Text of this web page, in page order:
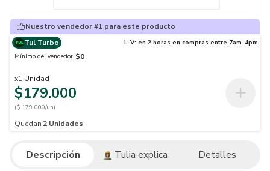
Nuestro vendedor #1 para este producto
Tul Turbo
L-V: en 2 horas en compras entre 7am-4pm
Mínimo del vendedor $0
x1 Unidad
$179.000
($ 179.000/un)
Quedan 2 Unidades
Descripción Tulia explica Detalles